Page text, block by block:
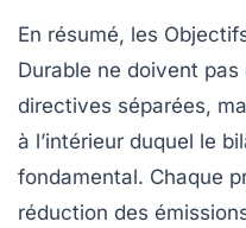
En résumé, les
Durable ne doivent
directives séparées,
à l’intérieur duquel le
fondamental. Chaque
réduction des